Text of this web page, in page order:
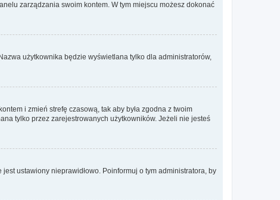
zarządzania swoim kontem. W tym miejscu możesz dokonać
Nazwa użytkownika będzie wyświetlana tylko dla administratorów,
i zmień strefę czasową, tak aby była zgodna z twoim
tylko przez zarejestrowanych użytkowników. Jeżeli nie jesteś
ustawiony nieprawidłowo. Poinformuj o tym administratora, by